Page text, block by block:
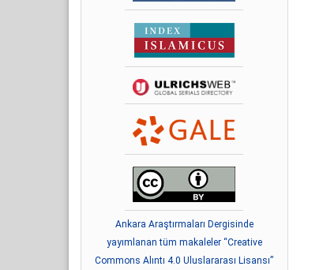
Ankara Araştırmaları Dergisinde
yayımlanan tüm makaleler “Creative
Commons Alıntı 4.0 Uluslararası Lisansı”